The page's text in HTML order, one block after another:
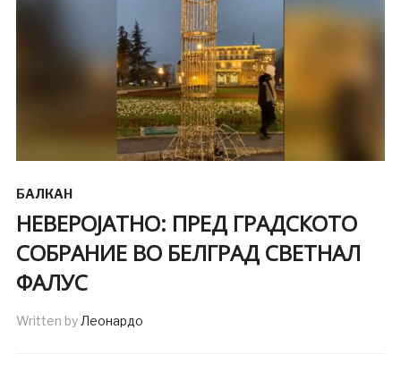
БАЛКАН
НЕВЕРОЈАТНО: ПРЕД ГРАДСКОТО
СОБРАНИЕ ВО БЕЛГРАД СВЕТНАЛ
ФАЛУС
Written byЛеонардо